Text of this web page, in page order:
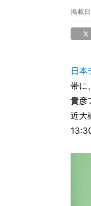
掲載日
日本
帯に
貴彦
近大